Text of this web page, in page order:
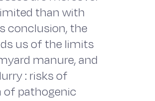
than with
conclusion, the
us of the limits
manure, and
: risks of
pathogenic